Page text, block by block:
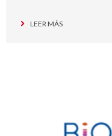
LEER MÁS